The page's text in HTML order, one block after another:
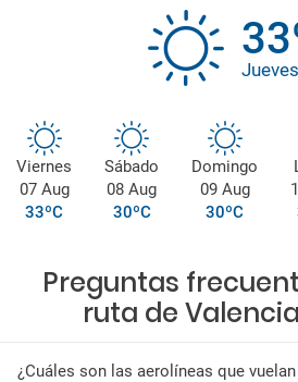
Jueves
Viernes
07 Aug
33ºC
Sábado
08 Aug
30ºC
Domingo
09 Aug
30ºC
Preguntas
ruta de
¿Cuáles son las aerolíneas que